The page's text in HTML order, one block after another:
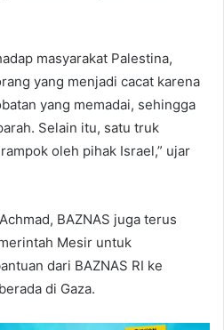
masyarakat Palestina,
yang menjadi cacat karena
yang memadai, sehingga
Selain itu, satu truk
oleh pihak Israel,” ujar
BAZNAS juga terus
Mesir untuk
dari BAZNAS RI ke
di Gaza.